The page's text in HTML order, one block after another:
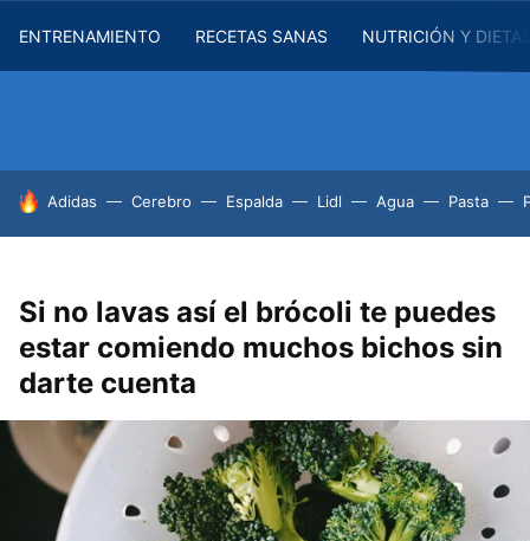
ENTRENAMIENTO RECETAS SANAS NUTRICIÓN Y
HOY SE HABLA DE
Adidas Cerebro Espalda Lidl Agua Pasta
Si no lavas así el brócoli te puedes
estar comiendo muchos bichos sin
darte cuenta